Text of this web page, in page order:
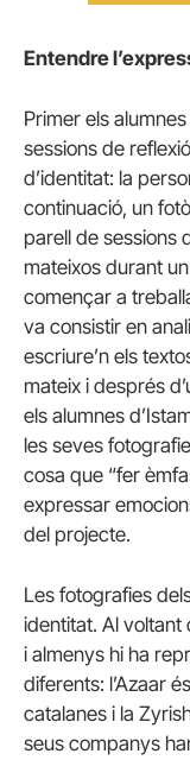
Entendre
Primer els
sessions de
d’identitat: la
continuació, un
parell de sessions
mateixos durant
començar a
va consistir en
escriure’n els
mateix i després
els alumnes
les seves
cosa que “fer
expressar
del projecte.
Les fotografies
identitat. Al voltant
i almenys hi ha
diferents: l’Azaar
catalanes i la
seus companys